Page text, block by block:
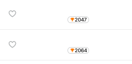
2047
2064